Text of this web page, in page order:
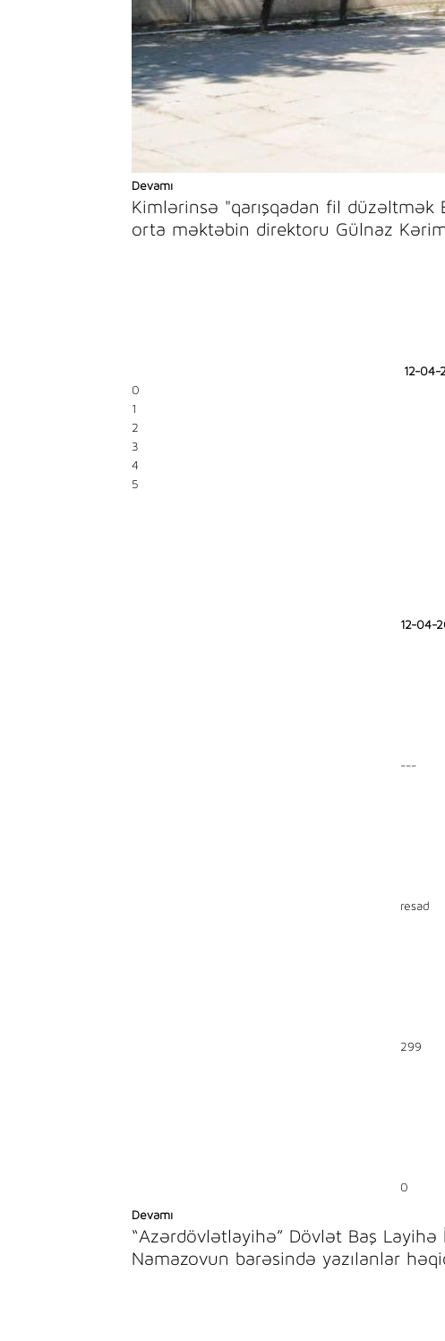
Devamı
Kimlərinsə "qarışqadan fil
orta məktəbin direktoru Gülnaz
12-04-
0
1
2
3
4
5
12-04-
---
resad
299
0
Devamı
“Azərdövlətlayihə” Dövlət Baş
Namazovun barəsində yazılanlar